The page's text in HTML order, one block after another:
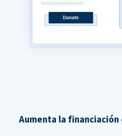
Aumenta la